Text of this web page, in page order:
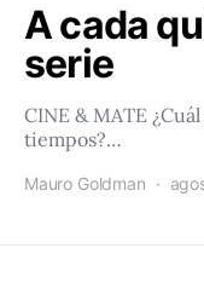
A cada
serie
CINE & MATE
tiempos?…
Mauro Goldman